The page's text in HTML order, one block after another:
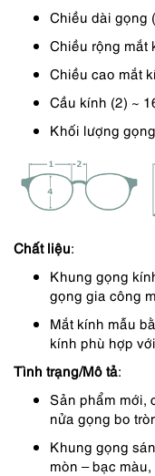
Chiều dài gọng
Chiều rộng mắt
Chiều cao mắt
Cầu kính (2) ~
Khối lượng
Chất liệu:
Khung gọng
gọng gia công
Mắt kính mẫu
kính phù hợp
Tình trạng/Mô tả:
Sản phẩm mới,
nửa gọng bo
Khung gọng
mòn – bạc